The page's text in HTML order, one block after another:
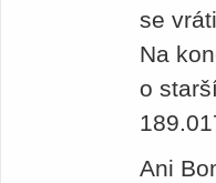
se
Na
o
Ani